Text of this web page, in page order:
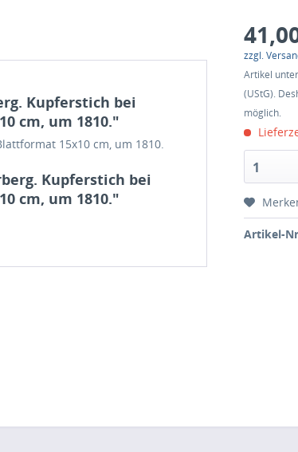
zzgl.
Artikel
(UStG).
möglich.
1
Artikel-
Kupferstich bei
cm, um 1810."
15x10 cm, um 1810.
Kupferstich bei
cm, um 1810."